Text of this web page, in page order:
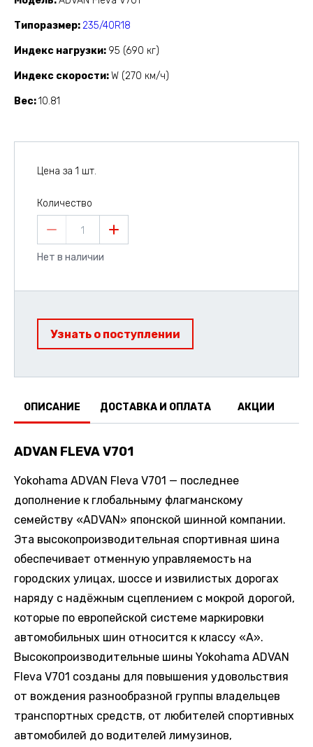
Типоразмер 235/40R18
Индекс нагрузки 95 (690 кг)
Индекс скорости W (270 км/ч)
Вес 10.81
Цена за 1 шт.
Количество
1
Нет в наличии
Узнать о поступлении
ОПИСАНИЕ ДОСТАВКА И ОПЛАТА АКЦИИ
ADVAN FLEVA V701
Yokohama ADVAN Fleva V701 — последнее
дополнение к глобальныму флагманскому
семейству «ADVAN» японской шинной компании.
Эта высокопроизводительная спортивная шина
обеспечивает отменную управляемость на
городских улицах, шоссе и извилистых дорогах
наряду с надёжным сцеплением с мокрой дорогой,
которые по европейской системе маркировки
автомобильных шин относится к классу «А».
Высокопроизводительные шины Yokohama ADVAN
Fleva V701 созданы для повышения удовольствия
от вождения разнообразной группы владельцев
транспортных средств, от любителей спортивных
автомобилей до водителей лимузинов,